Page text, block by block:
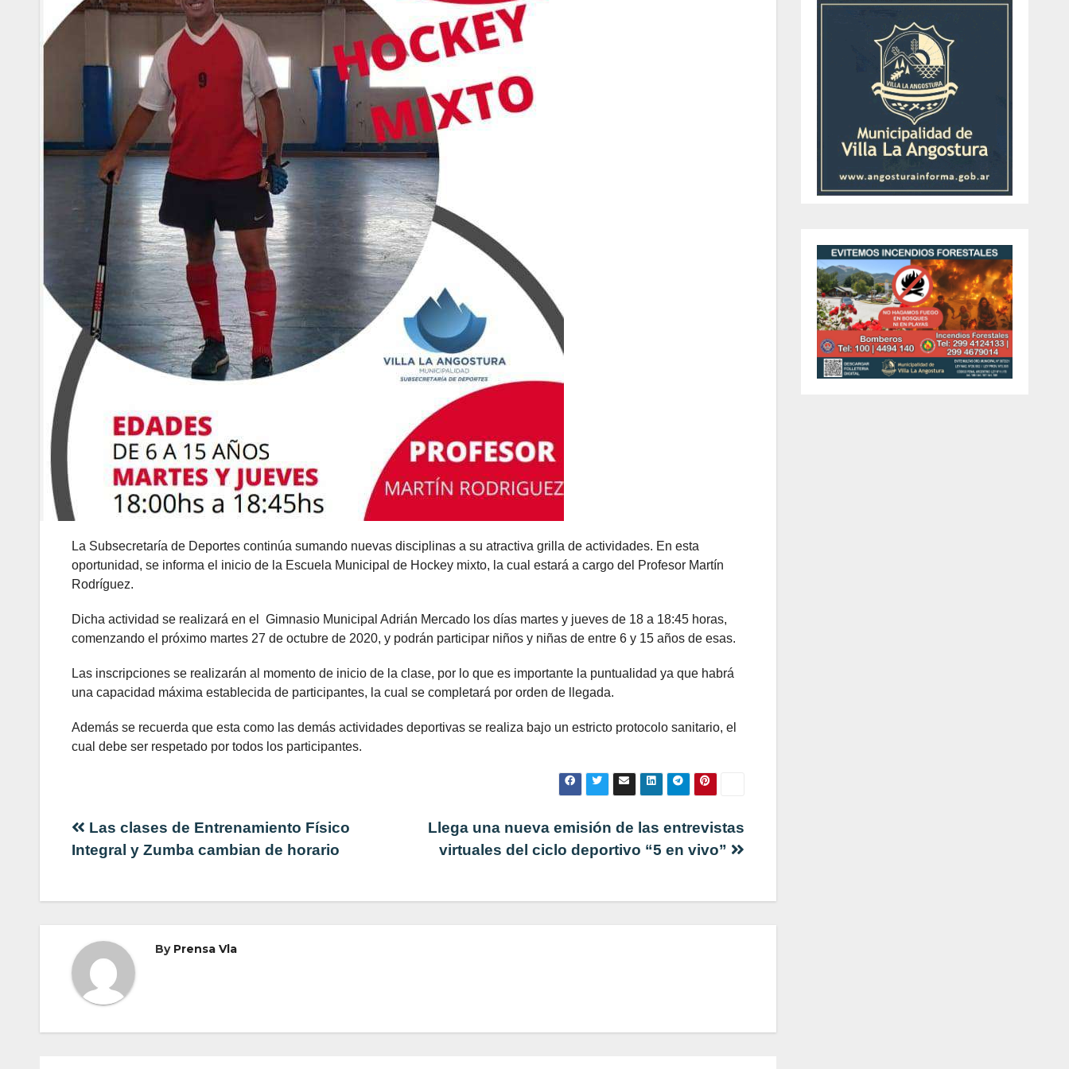
La Subsecretaría de Deportes continúa sumando nuevas disciplinas a su atractiva grilla de actividades. En esta
oportunidad, se informa el inicio de la Escuela Municipal de Hockey mixto, la cual estará a cargo del Profesor Martín
Rodríguez.
Dicha actividad se realizará en el Gimnasio Municipal Adrián Mercado los días martes y jueves de 18 a 18:45 horas,
comenzando el próximo martes 27 de octubre de 2020, y podrán participar niños y niñas de entre 6 y 15 años de esas.
Las inscripciones se realizarán al momento de inicio de la clase, por lo que es importante la puntualidad ya que habrá
una capacidad máxima establecida de participantes, la cual se completará por orden de llegada.
Además se recuerda que esta como las demás actividades deportivas se realiza bajo un estricto protocolo sanitario, el
cual debe ser respetado por todos los participantes.
Navegación
entradas
Llega una nueva emisión de las entrevistas
virtuales del ciclo deportivo “5 en vivo”
Las clases de Entrenamiento Físico
Integral y Zumba cambian de horario
By Prensa Vla